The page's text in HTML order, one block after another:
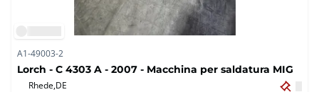
A1-49003-2
Lorch - C 4303 A - 2007 - Macchina per saldatura MIG
Rhede,DE